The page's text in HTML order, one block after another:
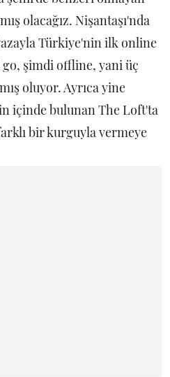
olacağız. Nişantaşı'nda
Türkiye'nin ilk online
go, şimdi offline, yani üç
oluyor. Ayrıca yine
içinde bulunan The Loft'ta
bir kurguyla vermeye